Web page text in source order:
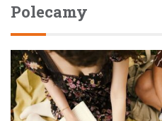
Polecamy